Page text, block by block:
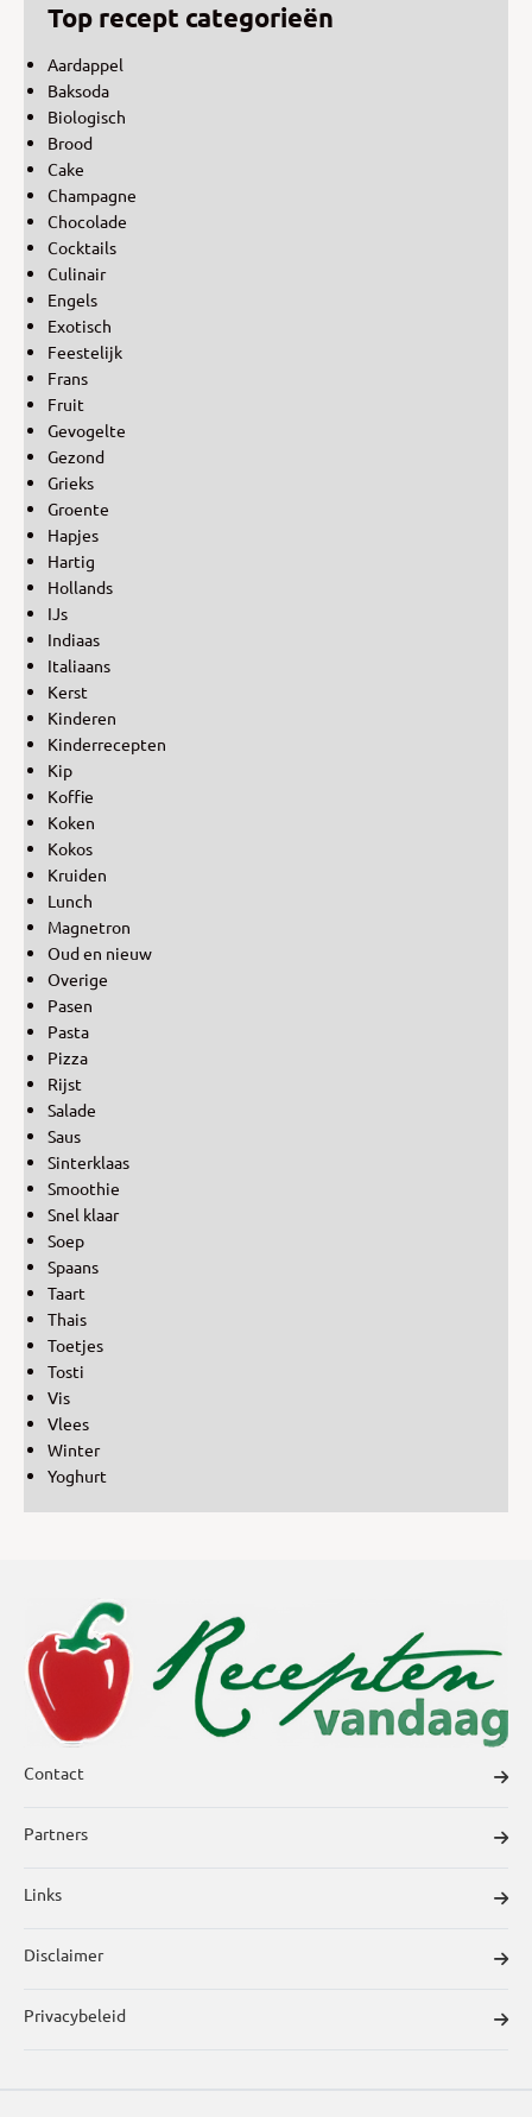
Top recept categorieën
Aardappel
Baksoda
Biologisch
Brood
Cake
Champagne
Chocolade
Cocktails
Culinair
Engels
Exotisch
Feestelijk
Frans
Fruit
Gevogelte
Gezond
Grieks
Groente
Hapjes
Hartig
Hollands
IJs
Indiaas
Italiaans
Kerst
Kinderen
Kinderrecepten
Kip
Koffie
Koken
Kokos
Kruiden
Lunch
Magnetron
Oud en nieuw
Overige
Pasen
Pasta
Pizza
Rijst
Salade
Saus
Sinterklaas
Smoothie
Snel klaar
Soep
Spaans
Taart
Thais
Toetjes
Tosti
Vis
Vlees
Winter
Yoghurt
Contact
Partners
Links
Disclaimer
Privacybeleid